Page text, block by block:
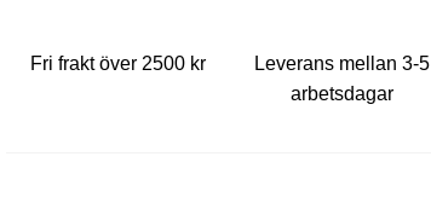
Fri frakt över 2500 kr
Leverans mellan 3-5
arbetsdagar